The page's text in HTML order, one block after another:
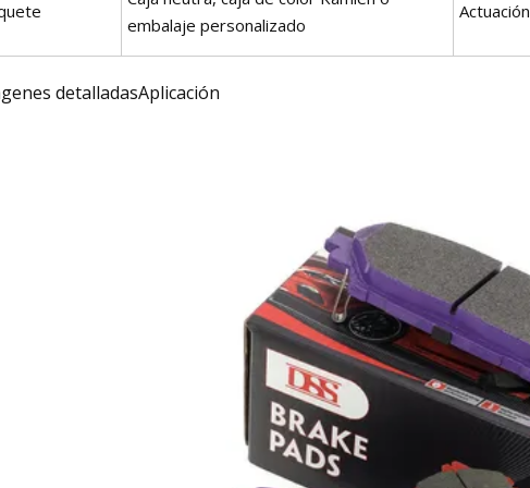
embalaje personalizado
Actuación
detalladasAplicación